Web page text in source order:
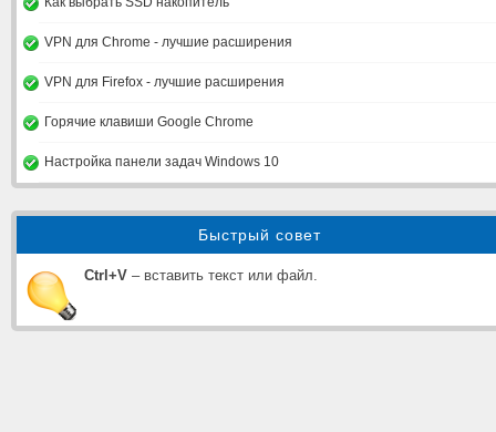
VPN для Chrome - лучшие расширения
VPN для Firefox - лучшие расширения
Горячие клавиши Google Chrome
Настройка панели задач Windows 10
Быстрый совет
Ctrl+V – вставить текст или файл.